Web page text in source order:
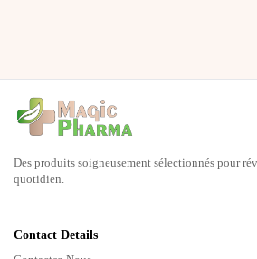
Des produits soigneusement sélectionnés pour
quotidien.
Contact Details